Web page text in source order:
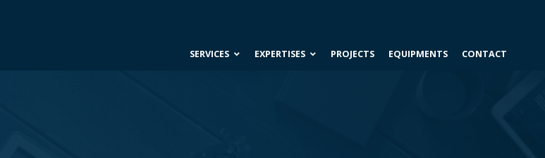
SERVICES EXPERTISES PROJECTS EQUIPMENTS CONTACT